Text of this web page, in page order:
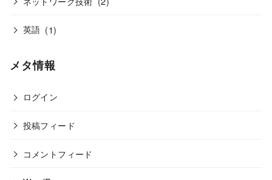
英語 (1)
メタ情報
ログイン
投稿フィード
コメントフィード